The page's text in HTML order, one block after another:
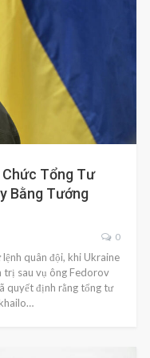
Tổng Tư
Bằng Tướng
0
quân đội, khi Ukraine
trị sau vụ ông Fedorov
quyết định rằng tổng tư